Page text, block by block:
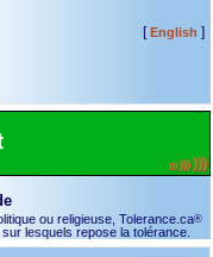
[English ]
ou religieuse, Tolerance.ca®
lesquels repose la tolérance.